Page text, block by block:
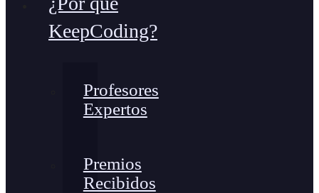
KeepCoding?
Profesores
Expertos
Premios
Recibidos